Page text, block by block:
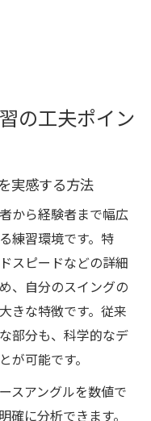
の工夫ポイン
実感する方法
から経験者まで幅広
練習環境です。特
スピードなどの詳細
、自分のスイングの
きな特徴です。従来
部分も、科学的なデ
可能です。
スアングルを数値で